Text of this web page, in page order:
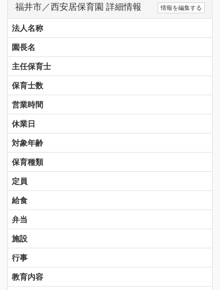
福井市／西安居保育園 詳細情報 情報を編集する
法人名称
園長名
主任保育士
保育士数
営業時間
休業日
対象年齢
保育種類
定員
給食
弁当
施設
行事
教育内容